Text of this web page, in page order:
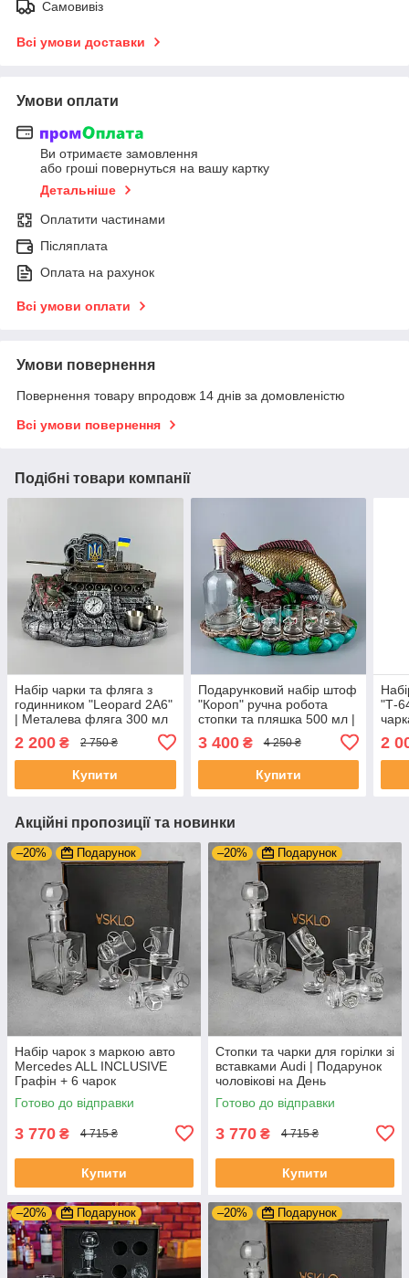
Самовивіз
Всі умови доставки
Умови оплати
Ви отримаєте замовлення
або гроші повернуться на вашу картку
Детальніше
Оплатити частинами
Післяплата
Оплата на рахунок
Всі умови оплати
Умови повернення
Повернення товару впродовж 14 днів за домовленістю
Всі умови повернення
Подібні товари компанії
Набір чарки та фляга з
годинником "Leopard 2A6"
| Металева фляга 300 мл
2 200 ₴ 2 750 ₴
Купити
Подарунковий набір штоф
"Короп" ручна робота
стопки та пляшка 500 мл |
Подарунок для рибалки
3 400₴ 4 250 ₴
Купити
"Т-
2
Акційні пропозиції та новинки
–20% Подарунок
Набір чарок з маркою авто
Mercedes ALL INCLUSIVE
Графін + 6 чарок
Готово до відправки
3 770 ₴ 4 715 ₴
Купити
–20% Подарунок
Стопки та чарки для горілки зі
вставками Audi | Подарунок
чоловікові на День
Народження
Готово до відправки
3 770 ₴ 4 715 ₴
Купити
–20% Подарунок –20% Подарунок